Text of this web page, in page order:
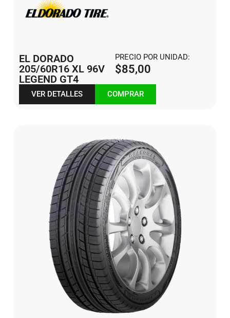
EL DORADO
205/60R16 XL 96V
LEGEND GT4
PRECIO POR UNIDAD:
$85,00
VER DETALLES COMPRAR